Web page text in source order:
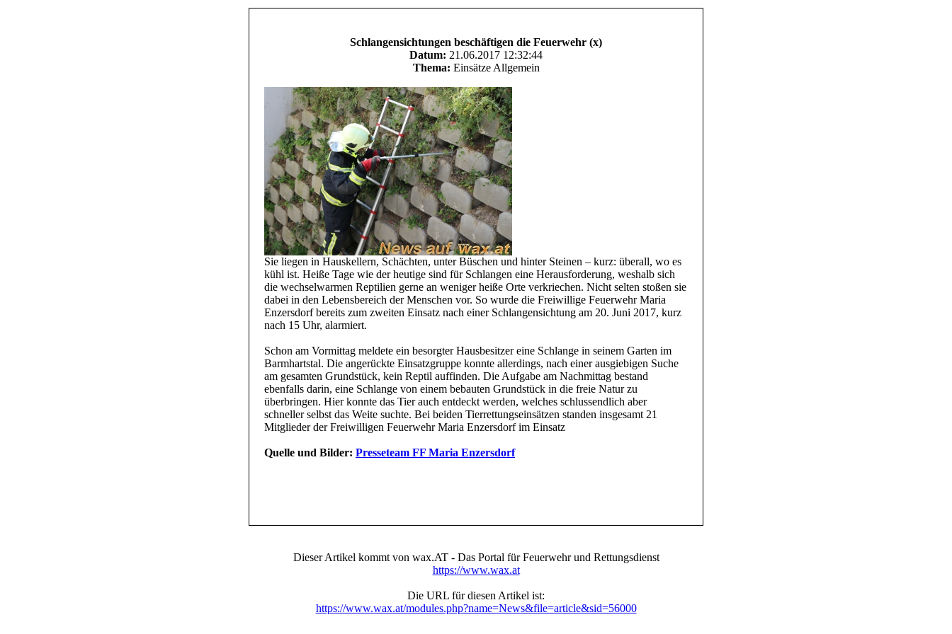
Schlangensichtungen beschäftigen die Feuerwehr (x)
Datum: 21.06.2017 12:32:44
Thema: Einsätze Allgemein
Sie liegen in Hauskellern, Schächten, unter Büschen und hinter Steinen – kurz: überall, wo es
kühl ist. Heiße Tage wie der heutige sind für Schlangen eine Herausforderung, weshalb sich
die wechselwarmen Reptilien gerne an weniger heiße Orte verkriechen. Nicht selten stoßen sie
dabei in den Lebensbereich der Menschen vor. So wurde die Freiwillige Feuerwehr Maria
Enzersdorf bereits zum zweiten Einsatz nach einer Schlangensichtung am 20. Juni 2017, kurz
nach 15 Uhr, alarmiert.
Schon am Vormittag meldete ein besorgter Hausbesitzer eine Schlange in seinem Garten im
Barmhartstal. Die angerückte Einsatzgruppe konnte allerdings, nach einer ausgiebigen Suche
am gesamten Grundstück, kein Reptil auffinden. Die Aufgabe am Nachmittag bestand
ebenfalls darin, eine Schlange von einem bebauten Grundstück in die freie Natur zu
überbringen. Hier konnte das Tier auch entdeckt werden, welches schlussendlich aber
schneller selbst das Weite suchte. Bei beiden Tierrettungseinsätzen standen insgesamt 21
Mitglieder der Freiwilligen Feuerwehr Maria Enzersdorf im Einsatz
Quelle und Bilder: Presseteam FF Maria Enzersdorf
Dieser Artikel kommt von wax.AT - Das Portal für Feuerwehr und Rettungsdienst
https://www.wax.at
Die URL für diesen Artikel ist:
https://www.wax.at/modules.php?name=News&file=article&sid=56000